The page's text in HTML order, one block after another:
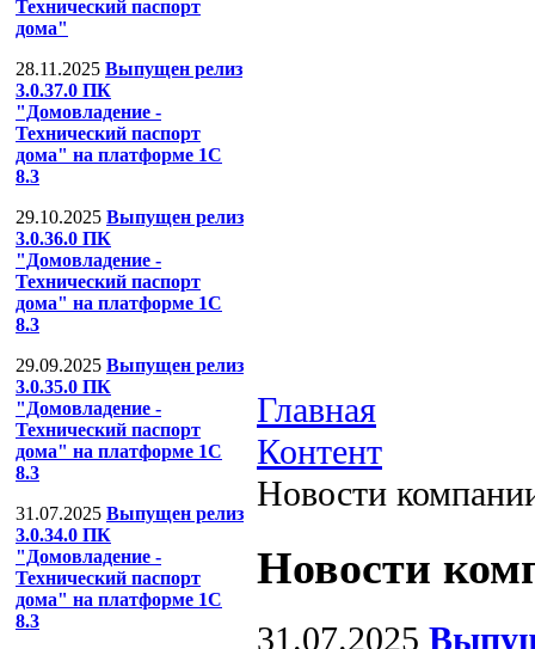
Технический паспорт
дома"
28.11.2025 Выпущен релиз
3.0.37.0 ПК
"Домовладение -
Технический паспорт
дома" на платформе 1С
8.3
29.10.2025 Выпущен релиз
3.0.36.0 ПК
"Домовладение -
Технический паспорт
дома" на платформе 1С
8.3
29.09.2025 Выпущен релиз
3.0.35.0 ПК
"Домовладение -
Технический паспорт
дома" на платформе 1С
8.3
31.07.2025 Выпущен релиз
3.0.34.0 ПК
"Домовладение -
Технический паспорт
дома" на платформе 1С
8.3
Главная
Контент
Новости
Новости
31.07.2025